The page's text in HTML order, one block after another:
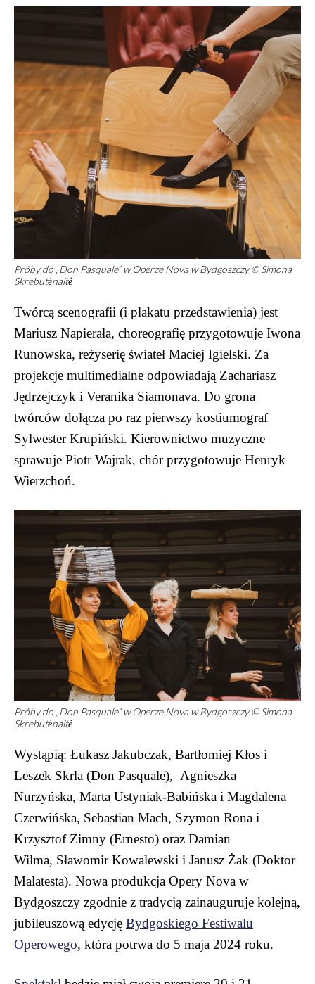
Próby do „Don Pasquale” w Operze Nova w Bydgoszczy © Simona
Skrebutėnaitė
Twórcą scenografii (i plakatu przedstawienia) jest
Mariusz Napierała, choreografię przygotowuje Iwona
Runowska, reżyserię świateł Maciej Igielski. Za
projekcje multimedialne odpowiadają Zachariasz
Jędrzejczyk i Veranika Siamonava. Do grona
twórców dołącza po raz pierwszy kostiumograf
Sylwester Krupiński. Kierownictwo muzyczne
sprawuje Piotr Wajrak, chór przygotowuje Henryk
Wierzchoń.
Próby do „Don Pasquale” w Operze Nova w Bydgoszczy © Simona
Skrebutėnaitė
Wystąpią: Łukasz Jakubczak, Bartłomiej Kłos i
Leszek Skrla (Don Pasquale), Agnieszka
Nurzyńska, Marta Ustyniak-Babińska i Magdalena
Czerwińska, Sebastian Mach, Szymon Rona i
Krzysztof Zimny (Ernesto) oraz Damian
Wilma, Sławomir Kowalewski i Janusz Żak (Doktor
Malatesta). Nowa produkcja Opery Nova w
Bydgoszczy zgodnie z tradycją zainauguruje kolejną,
jubileuszową edycję Bydgoskiego Festiwalu
Operowego, która potrwa do 5 maja 2024 roku.